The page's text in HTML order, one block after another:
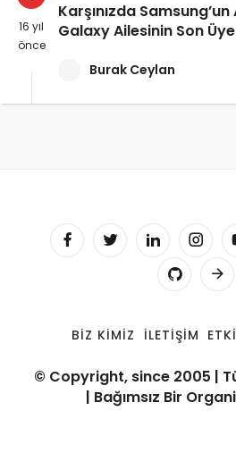
16 yıl
önce
Karşınızda
Galaxy Ailesinin Son
Burak Ceylan
BIZ KIMIZ İLETIŞIM
© Copyright, since 2005 |
| Bağımsız Bir